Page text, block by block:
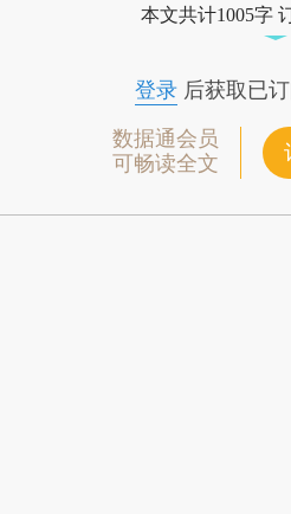
文真实意图存在偏差。不代
本文共计1005字
登录后获取已
数据通会员
可畅读全文